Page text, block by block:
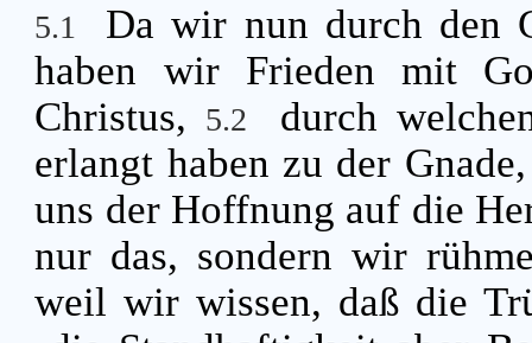
5.1
Da wir nun durch den
haben wir Frieden mit
Christus,
5.2
durch
erlangt haben zu der
uns der Hoffnung auf die
nur das, sondern wir
weil wir wissen, daß die